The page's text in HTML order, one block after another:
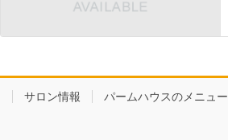
サロン情報 パームハウスのメニュー